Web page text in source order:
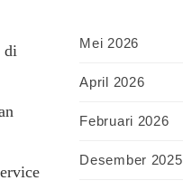
di
Mei 2026
April 2026
Februari 2026
Desember 2025